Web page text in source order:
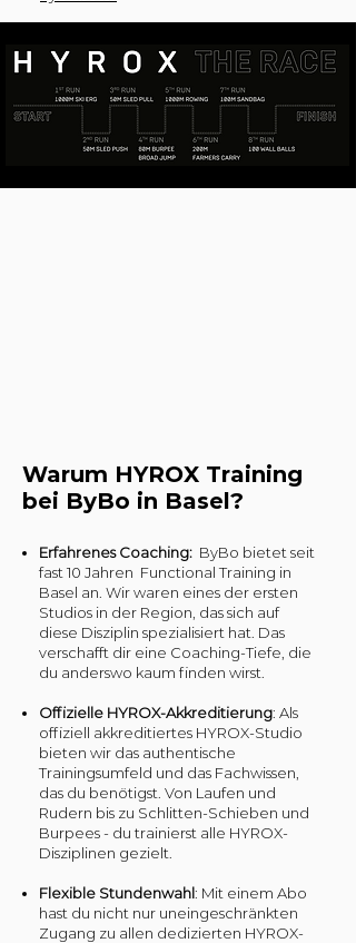
Warum HYROX Training
bei ByBo in Basel?
Erfahrenes Coaching: ByBo bietet seit
fast 10 Jahren Functional Training in
Basel an. Wir waren eines der ersten
Studios in der Region, das sich auf
diese Disziplin spezialisiert hat. Das
verschafft dir eine Coaching-Tiefe, die
du anderswo kaum finden wirst.
Offizielle HYROX-Akkreditierung: Als
offiziell akkreditiertes HYROX-Studio
bieten wir das authentische
Trainingsumfeld und das Fachwissen,
das du benötigst. Von Laufen und
Rudern bis zu Schlitten-Schieben und
Burpees - du trainierst alle HYROX-
Disziplinen gezielt.
Flexible Stundenwahl: Mit einem Abo
hast du nicht nur uneingeschränkten
Zugang zu allen dedizierten HYROX-